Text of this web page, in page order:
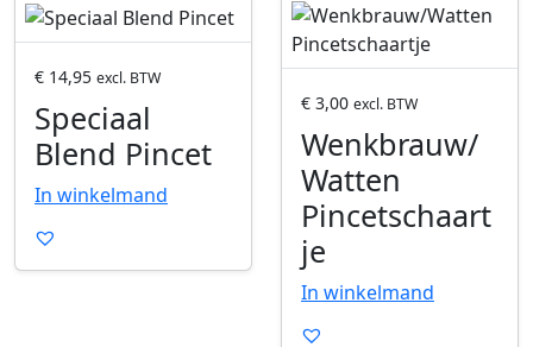
P
r
o
e
€ 14,95 excl. BTW
Speciaal
Blend Pincet
In winkelmand
P
r
o
d
u
e
n
€ 3,00 excl. BTW
Wenkbrauw/
Watten
Pincetschaart
je
In winkelmand